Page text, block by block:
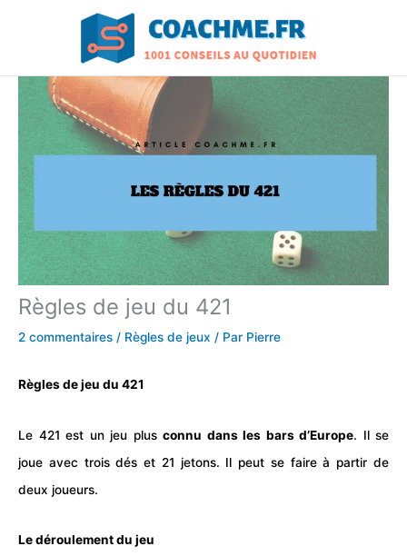
Règles de jeu du 421
2 commentaires / Règles de jeux / Par Pierre
Règles de jeu du 421
Le 421 est un jeu plus connu dans les bars d’Europe. Il se
joue avec troisdés et 21 jetons. Il peut se faire à partir de
deux joueurs.
Le déroulement du jeu